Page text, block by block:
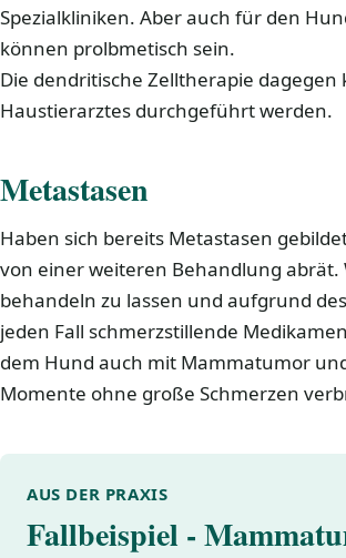
Spezialkliniken. Aber auch für den
können prolbmetisch sein.
Die dendritische Zelltherapie
Haustierarztes durchgeführt werden.
Metastasen
Haben sich bereits Metastasen
von einer weiteren Behandlung
behandeln zu lassen und aufgrund des
jeden Fall schmerzstillende
dem Hund auch mit Mammatumor
Momente ohne große Schmerzen
AUS DER PRAXIS
Fallbeispiel -